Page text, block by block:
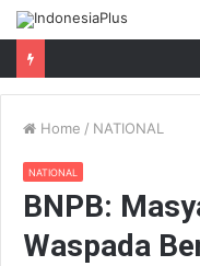
Home / NATIONAL
NATIONAL
BNPB:
Waspada